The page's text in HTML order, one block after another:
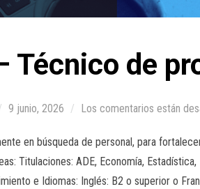
Técnico de
9 junio, 2026 Los comentarios están
en búsqueda de personal, para
Titulaciones: ADE, Economía,
e Idiomas: Inglés: B2 o superior o